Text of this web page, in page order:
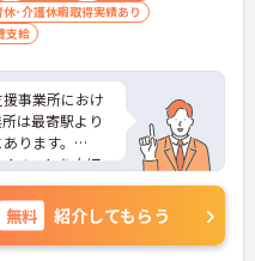
･介護休暇取得実績あり
支給
事業所におけ
は最寄駅より
ります。
ベートを大切
トなど、さら
にご相談くだ
無料 紹介してもらう